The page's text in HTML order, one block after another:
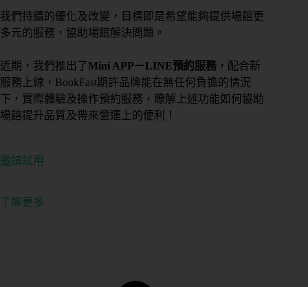
我們持續的優化及改變，目標即是希望能夠提供場館更
多元的服務，協助場館解決問題。
近期，我們推出了Mini APP－LINE預約服務 ，配合新
服務上線，BookFast期許品牌能在無任何負擔的情況
下，實際體驗及操作預約服務，瞭解上述功能如何協助
場館提升品質及帶來營運上的便利！
邀請試用
了解更多